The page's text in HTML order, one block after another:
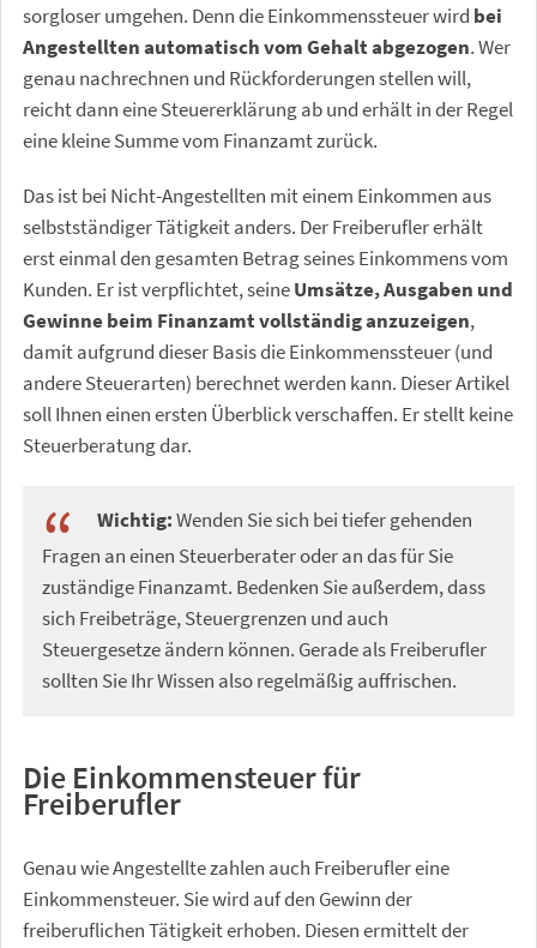
sorgloser umgehen. Denn die Einkommenssteuer wird bei
Angestellten automatisch vom Gehalt abgezogen. Wer
genau nachrechnen und Rückforderungen stellen will,
reicht dann eine Steuererklärung ab und erhält in der Regel
eine kleine Summe vom Finanzamt zurück.
Das ist bei Nicht-Angestellten mit einem Einkommen aus
selbstständiger Tätigkeit anders. Der Freiberufler erhält
erst einmal den gesamten Betrag seines Einkommens vom
Kunden. Er ist verpflichtet, seineUmsätze, Ausgaben und
Gewinne beim Finanzamt vollständig anzuzeigen,
damit aufgrund dieser Basis die Einkommenssteuer (und
andere Steuerarten) berechnet werden kann. Dieser Artikel
soll Ihnen einen ersten Überblick verschaffen. Er stellt keine
Steuerberatung dar.
Wichtig:Wenden Sie sich bei tiefer gehenden
Fragen an einen Steuerberater oder an das für Sie
zuständige Finanzamt. Bedenken Sie außerdem, dass
sich Freibeträge, Steuergrenzen und auch
Steuergesetze ändern können. Gerade als Freiberufler
sollten Sie Ihr Wissen also regelmäßig auffrischen.
Die Einkommensteuer für
Freiberufler
Genau wie Angestellte zahlen auch Freiberufler eine
Einkommensteuer. Sie wird auf den Gewinn der
freiberuflichen Tätigkeit erhoben. Diesen ermittelt der